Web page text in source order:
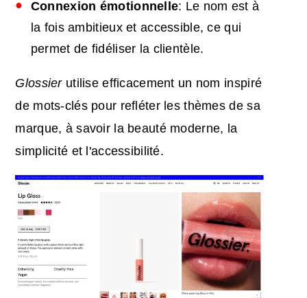
Connexion émotionnelle: Le nom est à
la fois ambitieux et accessible, ce qui
permet de fidéliser la clientèle.
Glossierutilise efficacement un nom inspiré
de mots-clés pour refléter les thèmes de sa
marque, à savoir la beauté moderne, la
simplicité et l'accessibilité.